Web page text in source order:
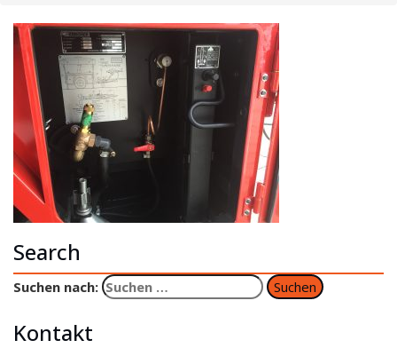
Search
Suchen nach:
Kontakt